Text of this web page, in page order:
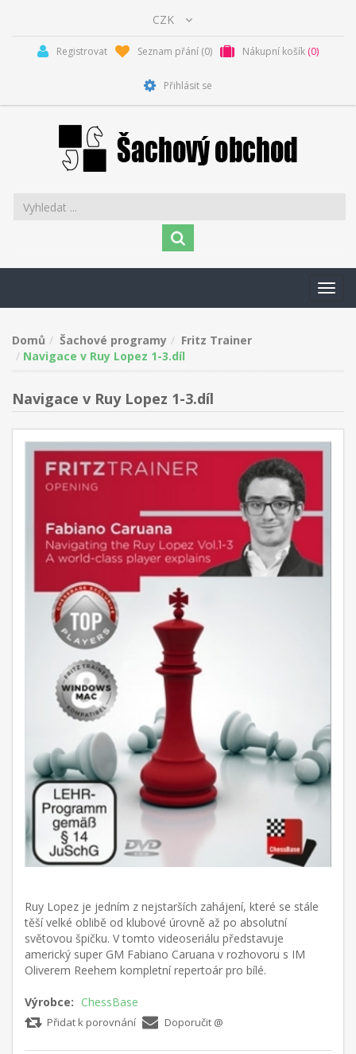
Registrovat Seznam přání (0) Nákupní košík (0)
Přihlásit se
Domů Šachové programy
Fritz Trainer
Navigace v Ruy Lopez 1-3.díl
Navigace v Ruy Lopez 1-3.díl
Ruy Lopez je jedním z nejstarších zahájení, které se stále
těší velké oblibě od klubové úrovně až po absolutní
světovou špičku. V tomto videoseriálu představuje
americký super GM Fabiano Caruana v rozhovoru s IM
Oliverem Reehem kompletní repertoár pro bílé.
Výrobce: ChessBase
Přidat k porovnání Doporučit @